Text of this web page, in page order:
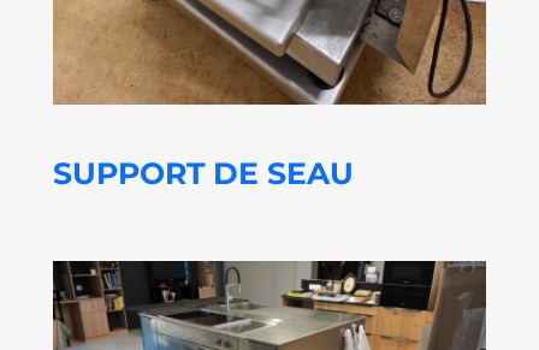
SUPPORT DE SEAU